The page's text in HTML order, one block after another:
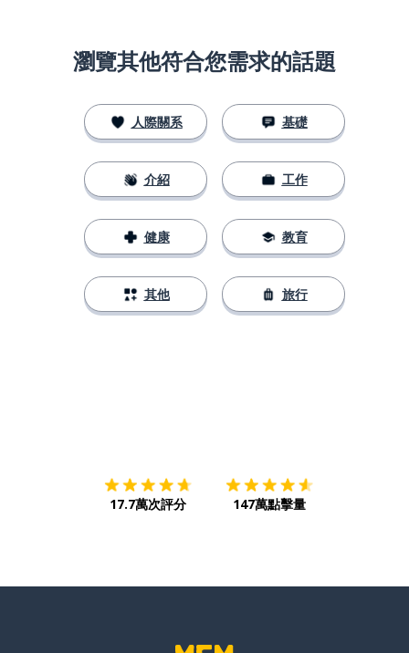
瀏覽其他符合您需求的話題
人際關系
介紹
健康
其他
基礎
工作
教育
旅行
17.7萬次評分 147萬點擊量